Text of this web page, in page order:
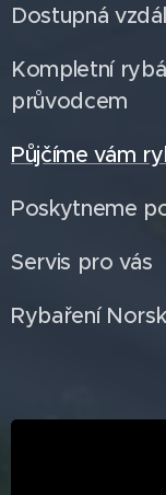
Dostupná
Kompletní
průvodcem
Půjčíme vám
Poskytneme
Servis pro vás
Rybaření